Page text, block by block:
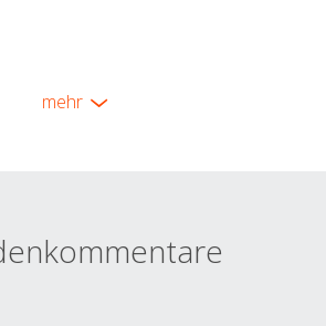
mehr